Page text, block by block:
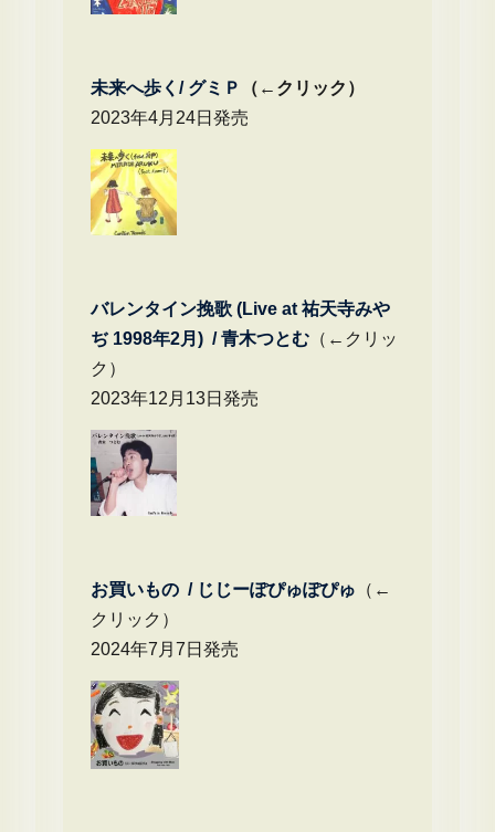
未来へ歩く/ グミＰ
（←クリック）
2023年4月24日発売
バレンタイン挽歌 (Live at 祐天寺みや
ぢ 1998年2月) / 青木つとむ（←クリッ
ク）
2023年12月13日発売
お買いもの / じじーぽぴゅぽぴゅ （←
クリック）
2024年7月7日発売